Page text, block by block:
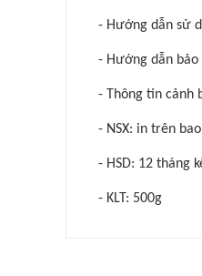
- Hướng dẫn sử
- Hướng dẫn
- Thông tin cảnh
- NSX: in trên
- HSD: 12 tháng
- KLT: 500g